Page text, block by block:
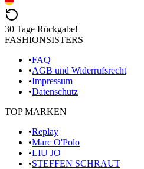
30 Tage Rückgabe!
FASHIONSISTERS
•FAQ
•AGB und Widerrufsrecht
•Impressum
•Datenschutz
TOP MARKEN
•Replay
•Marc O'Polo
•LIU JO
•STEFFEN SCHRAUT